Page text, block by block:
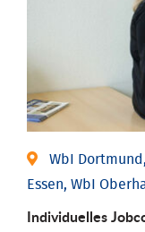
WbI
Essen, WbI
Individu­elles